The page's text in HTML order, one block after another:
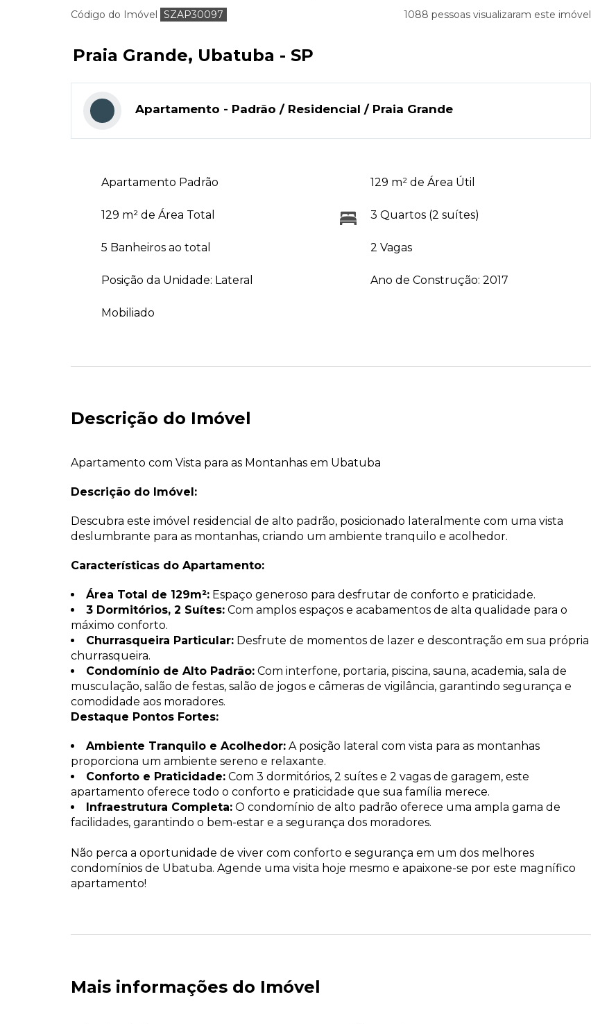
Código do Imóvel SZAP30097 1088 pessoas visualizaram este imóvel
Praia Grande, Ubatuba - SP
Apartamento - Padrão / Residencial / Praia Grande
Apartamento Padrão 129 m² de Área Útil
129 m² de Área Total 3 Quartos (2 suítes)
5 Banheiros ao total 2 Vagas
Posição da Unidade: Lateral Ano de Construção: 2017
Mobiliado
Descrição do Imóvel
Apartamento com Vista para as Montanhas em Ubatuba
Descrição do Imóvel:
Descubra este imóvel residencial de alto padrão, posicionado lateralmente com uma vista
deslumbrante para as montanhas, criando um ambiente tranquilo e acolhedor.
Características do Apartamento:
Área Total de 129m²: Espaço generoso para desfrutar de conforto e praticidade.
3 Dormitórios, 2 Suítes: Com amplos espaços e acabamentos de alta qualidade para o
máximo conforto.
Churrasqueira Particular: Desfrute de momentos de lazer e descontração em sua própria
churrasqueira.
Condomínio de Alto Padrão: Com interfone, portaria, piscina, sauna, academia, sala de
musculação, salão de festas, salão de jogos e câmeras de vigilância, garantindo segurança e
comodidade aos moradores.
Destaque Pontos Fortes:
Ambiente Tranquilo e Acolhedor: A posição lateral com vista para as montanhas
proporciona um ambiente sereno e relaxante.
Conforto e Praticidade: Com 3 dormitórios, 2 suítes e 2 vagas de garagem, este
apartamento oferece todo o conforto e praticidade que sua família merece.
Infraestrutura Completa: O condomínio de alto padrão oferece uma ampla gama de
facilidades, garantindo o bem-estar e a segurança dos moradores.
Não perca a oportunidade de viver com conforto e segurança em um dos melhores
condomínios de Ubatuba. Agende uma visita hoje mesmo e apaixone-se por este magnífico
apartamento!
Mais informações do Imóvel